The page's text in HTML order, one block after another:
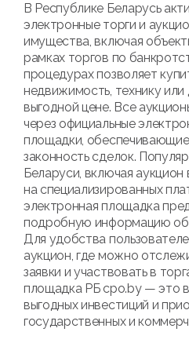
В Республике Беларусь
электронные торги и
имущества, включая
рамках торгов по
процедурах позволяет
недвижимость, технику или
выгодной цене. Все
через официальные
площадки,
законность сделок.
Беларуси, включая
на специализированных
электронная площадка
подробную информацию об
Для удобства
аукцион, где можно
заявки и участвовать в
площадка РБ cpo.by — это
выгодных инвестиций и
государственных и